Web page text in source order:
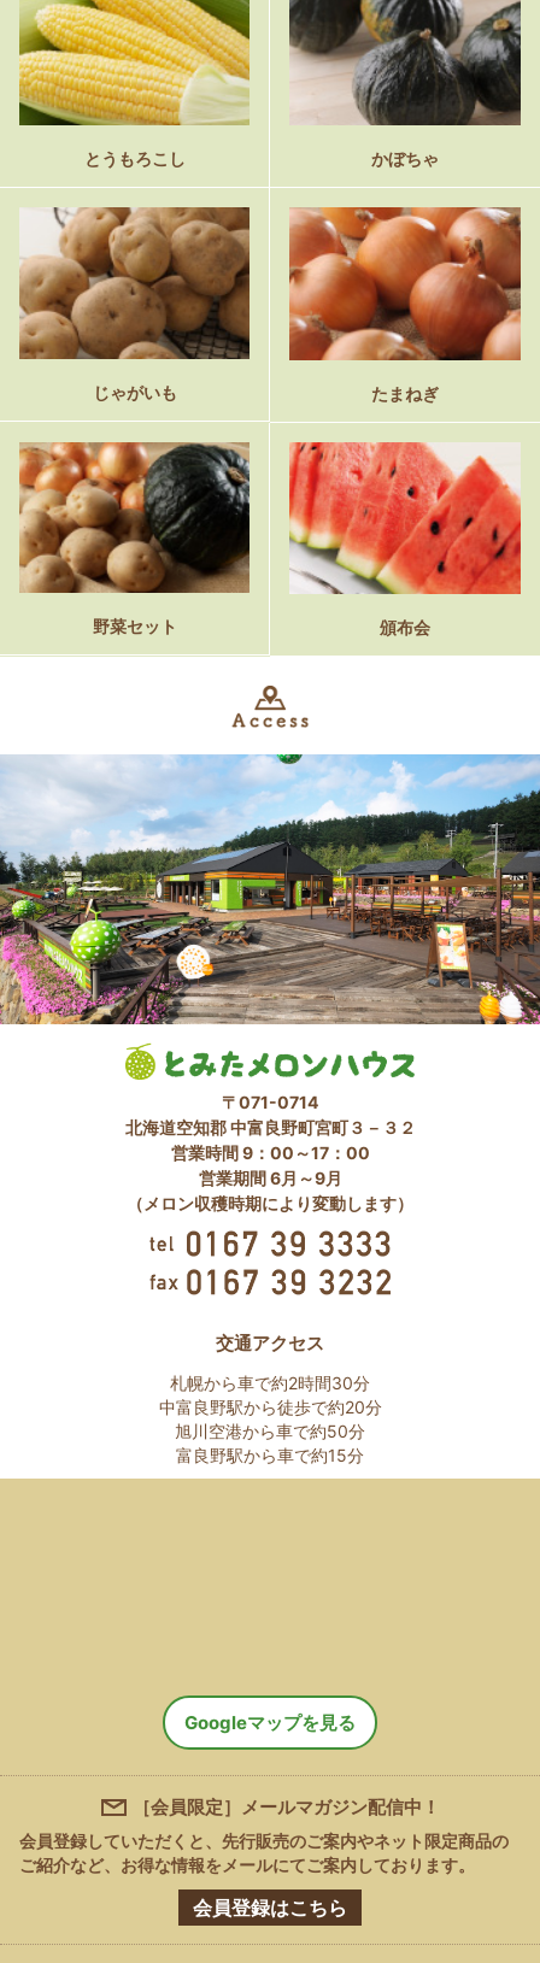
とうもろこし かぼちゃ
じゃがいも たまねぎ
野菜セット 頒布会
〒071-0714
北海道空知郡 中富良野町宮町３－３２
営業時間 9：00～17：00
営業期間 6月～9月
（メロン収穫時期により変動します）
Googleマップを見る
交通アクセス
札幌から車で約2時間30分
中富良野駅から徒歩で約20分
旭川空港から車で約50分
富良野駅から車で約15分
［会員限定］メールマガジン配信中！
会員登録していただくと、先行販売のご案内やネット限定商品の
ご紹介など、 お得な情報をメールにてご案内しております。
会員登録はこちら